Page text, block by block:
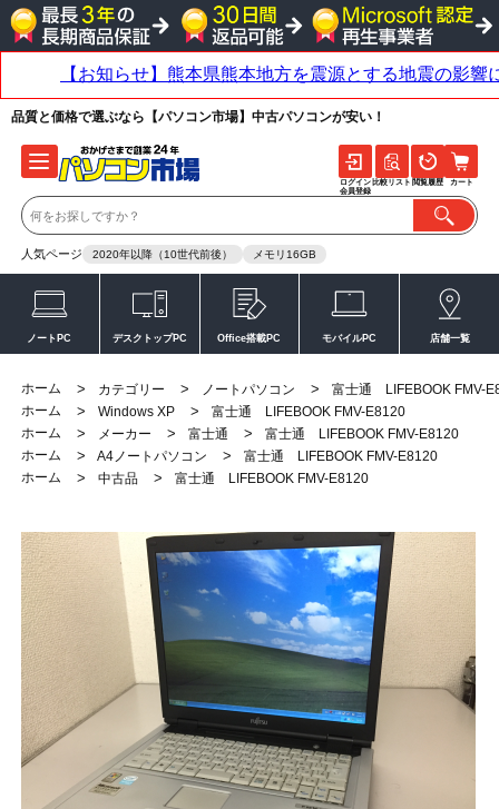
品質と価格で選ぶなら【パソコン市場】中古パソコンが安い！
人気ページ 2020年以降（10世代前後） メモリ16GB
ログイン
会員登録
比較リスト 閲覧履歴 カート
ノートPC デスクトップPC Office搭載PC モバイルPC 店舗一覧
ホーム > カテゴリー > ノートパソコン >
富士通 LIFEBOOK FMV-
ホーム
> Windows XP >
富士通 LIFEBOOK FMV-E8120
ホーム
> メーカー > 富士通 >
富士通 LIFEBOOK FMV-E8120
ホーム
> A4ノートパソコン >
富士通 LIFEBOOK FMV-E8120
ホーム
> 中古品 > 富士通 LIFEBOOK FMV-E8120